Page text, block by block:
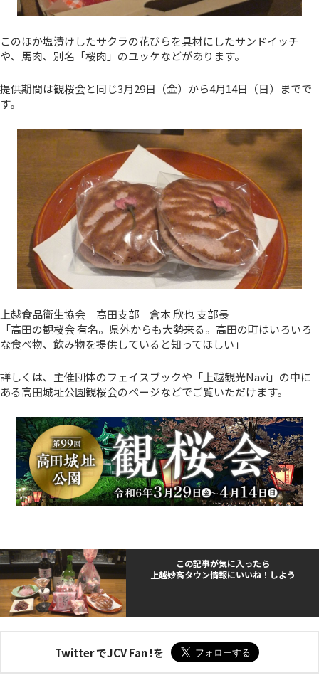
このほか塩漬けしたサクラの花びらを具材にしたサンドイッチ
や、馬肉、別名「桜肉」のユッケなどがあります。
提供期間は観桜会と同じ3月29日（金）から4月14日（日）までで
す。
上越食品衛生協会 高田支部 倉本 欣也 支部長
「高田の観桜会 有名。県外からも大勢来る。高田の町はいろいろ
な食べ物、飲み物を提供していると知ってほしい」
詳しくは、主催団体のフェイスブックや「上越観光Navi」の中に
ある高田城址公園観桜会のページなどでご覧いただけます。
この記事が気に入ったら
上越妙高タウン情報にいいね！しよう
Twitter でJCV Fan !を